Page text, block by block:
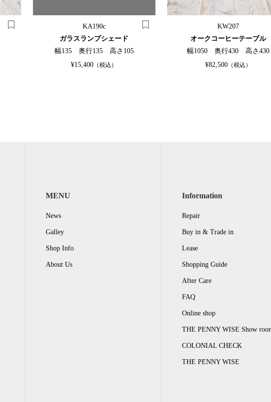
KA190c
ガラスランプシェード
幅135 奥行135 高さ105
¥15,400 （税込）
KW207
オークコーヒーテーブル
幅1050 奥行430 高さ430
¥82,500 （税込）
MENU
News
Galley
Shop Info
About Us
Information
Repair
Buy in & Trade in
Lease
Shopping Guide
After Care
FAQ
Online shop
THE PENNY WISE Show
COLONIAL CHECK
THE PENNY WISE